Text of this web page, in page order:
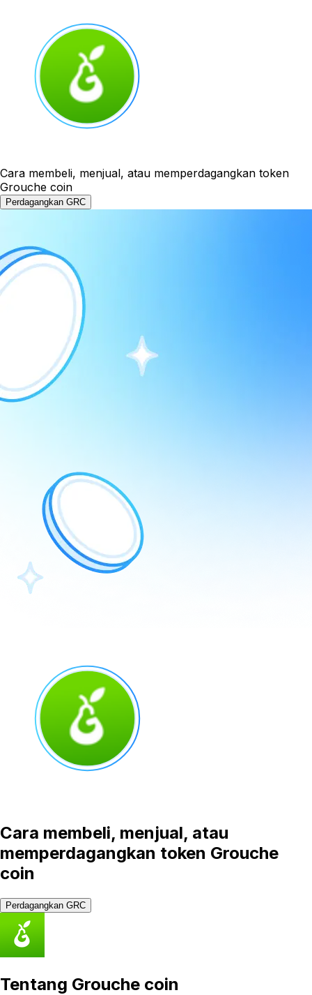
Cara membeli, menjual, atau memperdagangkan token
Grouche coin
Perdagangkan GRC
Cara membeli, menjual, atau
memperdagangkan token Grouche
coin
Perdagangkan GRC
Tentang Grouche coin